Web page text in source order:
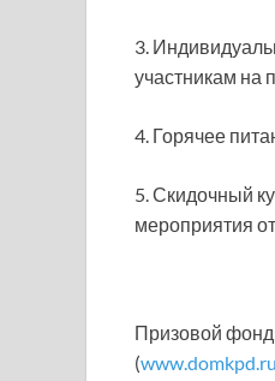
3.
участникам на
4. Горячее
5. Скидочный
мероприятия
Призовой
(www.domkpd.ru